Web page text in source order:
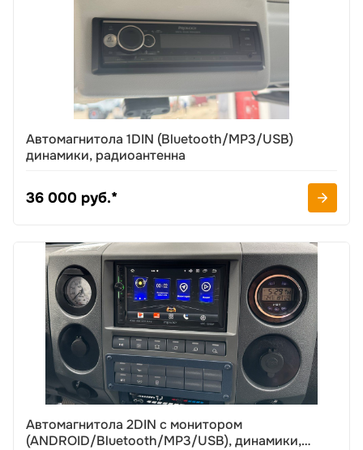
Автомагнитола 1DIN (Bluetooth/MP3/USB)
динамики, радиоантенна
36 000 руб.*
Автомагнитола 2DIN с монитором
(ANDROID/Bluetooth/MP3/USB), динамики,